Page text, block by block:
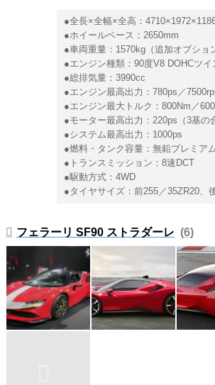
●全長×全幅×全高：
●ホイールベース：2650mm
●車両重量：1570kg（追加オプショ
●エンジン種類：90度V8 DOHCツ
●総排気量：3990cc
●エンジン最高出力：780ps／
●エンジン最大トルク：800Nm／
●モーター最高出力：220ps（3基の
●システム最高出力：1000ps
●燃料・タンク容量：無鉛プレミア
●トランスミッション：8速DCT
●駆動方式：4WD
●タイヤサイズ：前255／35ZR20、
フェラーリ SF90 ストラダーレ 6